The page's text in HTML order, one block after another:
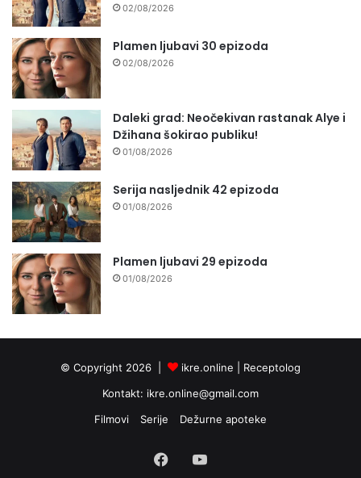
02/08/2026
Plamen ljubavi 30 epizoda
02/08/2026
Daleki grad: Neočekivan rastanak Alye i
Džihana šokirao publiku!
01/08/2026
Serija nasljednik 42 epizoda
01/08/2026
Plamen ljubavi 29 epizoda
01/08/2026
© Copyright 2026 | ikre.online | Receptolog
Kontakt: ikre.online@gmail.com
Filmovi
Serije Dežurne apoteke
FacebookYouTube